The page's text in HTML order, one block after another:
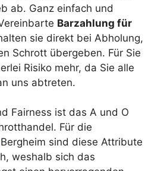
ab. Ganz einfach und
Barzahlung für
sie direkt bei Abholung,
Schrott übergeben. Für Sie
Risiko mehr, da Sie alle
uns abtreten.
Fairness ist das A und O
Für die
Bergheim sind diese Attribute
weshalb sich das